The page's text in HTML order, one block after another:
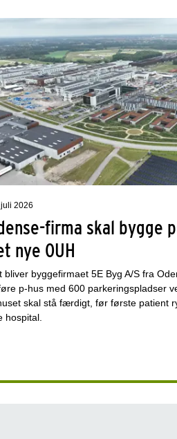
2026
firma skal bygge
nye OUH
bliver byggefirmaet 5E Byg A/S fra
p-hus med 600 parkeringspladser
skal stå færdigt, før første patient
hospital.